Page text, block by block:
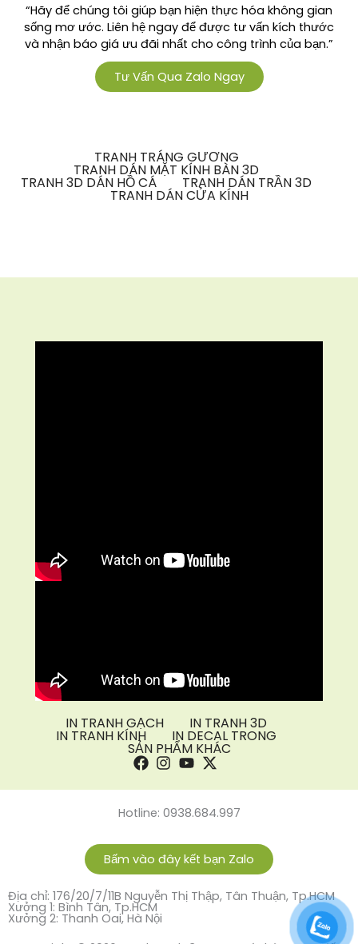
“Hãy để chúng tôi giúp bạn hiện thực hóa không gian
sống mơ ước. Liên hệ ngay để được tư vấn kích thước
và nhận báo giá ưu đãi nhất cho công trình của bạn.”
Tư Vấn Qua Zalo Ngay
TRANH TRÁNG GƯƠNG
TRANH DÁN MẶT KÍNH BÀN 3D
TRANH 3D DÁN HỒ CÁ TRANH DÁN TRẦN 3D
TRANH DÁN CỬA KÍNH
IN TRANH GẠCH IN TRANH 3D
IN TRANH KÍNH IN DECAL TRONG
SẢN PHẨM KHÁC
Hotline: 0938.684.997
Bấm vào đây kết bạn Zalo
Địa chỉ: 176/20/7/11B Nguyễn Thị Thập, Tân Thuận, Tp.HCM
Xưởng 1: Bình Tân, Tp.HCM
Xưởng 2: Thanh Oai, Hà Nội